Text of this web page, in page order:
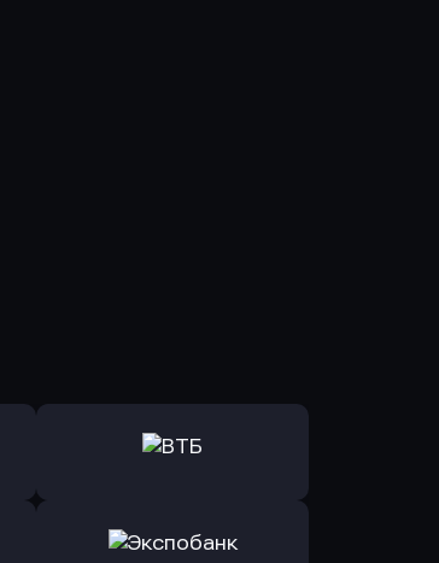
Оправить заявку